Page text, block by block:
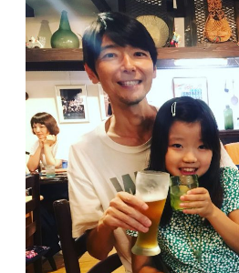
ニュース
テーマ
ライブ・スケジュール
作品
オンライン・ショップ
ギャラリー